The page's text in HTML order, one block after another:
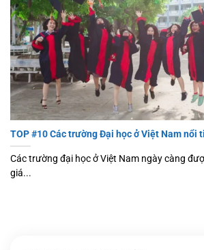
TOP #10 Các trường Đại học ở Việt Nam nổi
Các trường đại học ở Việt Nam ngày càng
giá...